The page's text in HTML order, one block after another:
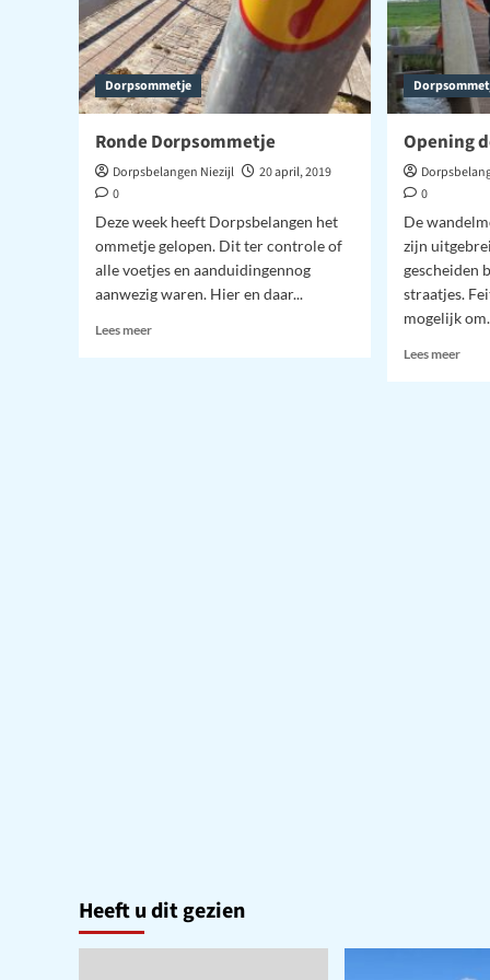
Dorpsommetje
Ronde Dorpsommetje
Dorpsbelangen Niezijl
20 april, 2019
0
Deze week heeft Dorpsbelangen het
ommetje gelopen. Dit ter controle of
alle voetjes en aanduidingennog
aanwezig waren. Hier en daar...
Lees meerLees
Opening
0
De
zijn
gescheiden
straatjes.
mogelijk
Lees meerLees
Heeft u dit gezien